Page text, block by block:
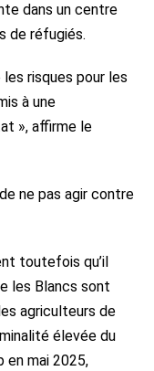
dans un centre
de réfugiés.
risques pour les
à une
», affirme le
ne pas agir contre
toutefois qu’il
les Blancs sont
agriculteurs de
élevée du
en mai 2025,